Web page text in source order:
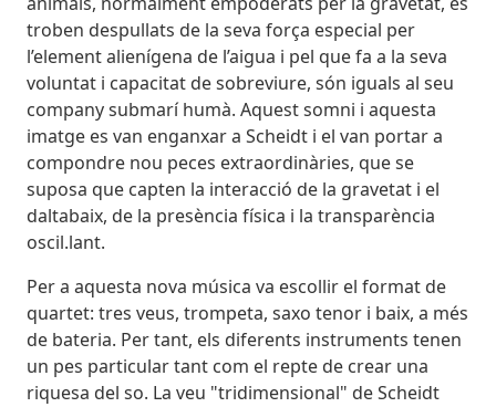
troben despullats de la seva força especial per
l’element alienígena de l’aigua i pel que fa a la seva
voluntat i capacitat de sobreviure, són iguals al seu
company submarí humà. Aquest somni i aquesta
imatge es van enganxar a Scheidt i el van portar a
compondre nou peces extraordinàries, que se
suposa que capten la interacció de la gravetat i el
daltabaix, de la presència física i la transparència
oscil.lant.
Per a aquesta nova música va escollir el format de
quartet: tres veus, trompeta, saxo tenor i baix, a més
de bateria. Per tant, els diferents instruments tenen
un pes particular tant com el repte de crear una
riquesa del so. La veu "tridimensional" de Scheidt